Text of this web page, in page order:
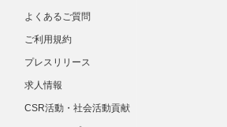
よくあるご質問
ご利用規約
プレスリリース
求人情報
CSR活動・社会活動貢献